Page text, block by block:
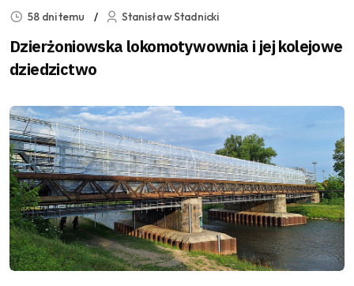
58 dni temu Stanisław Stadnicki
Dzierżoniowska lokomotywownia i jej kolejowe
dziedzictwo